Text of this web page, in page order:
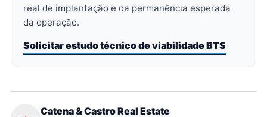
real de implantação e da permanência esperada
da operação.
Solicitar estudo técnico de viabilidade BTS
Catena & Castro Real Estate